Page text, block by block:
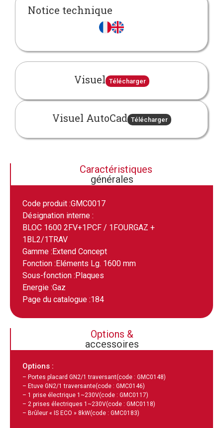
Notice technique
Visuel Télécharger
Visuel AutoCad Télécharger
Caractéristiques
générales
Code produit :GMC0017
Désignation interne :
BLOC 1600 2FV+1PCF / 1FOURGAZ +
1BL2/1TRAV
Gamme :Extend Concept
Fonction :Eléments Lg. 1600 mm
Sous-fonction :Plaques
Energie :Gaz
Page du catalogue :184
Options &
accessoires
Options :
– Portes placard GN2/1 traversant(code : GMC0148)
– Etuve GN2/1 traversante(code : GMC0146)
– 1 prise électrique 1~230V(code : GMC0117)
– 2 prises électriques 1~230V(code : GMC0118)
– Brûleur « IS ECO » 8kW(code : GMC0183)